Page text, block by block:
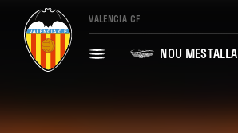
VALENCIA CF
NOU MESTALLA